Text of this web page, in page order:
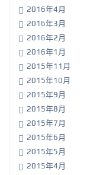
2016年4月
2016年3月
2016年2月
2016年1月
2015年11月
2015年10月
2015年9月
2015年8月
2015年7月
2015年6月
2015年5月
2015年4月